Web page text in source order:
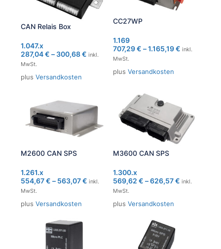
CAN Relais Box
1.047.x
287,04€ – 300,68€ inkl.
MwSt.
plus Versandkosten
CC27WP
1.169
707,29€ –1.165,19€ inkl.
MwSt.
plus Versandkosten
M2600 CAN SPS
1.261.x
554,67€ – 563,07€ inkl.
MwSt.
plus Versandkosten
M3600 CAN SPS
1.300.x
569,62 € –626,57€ inkl.
MwSt.
plus Versandkosten